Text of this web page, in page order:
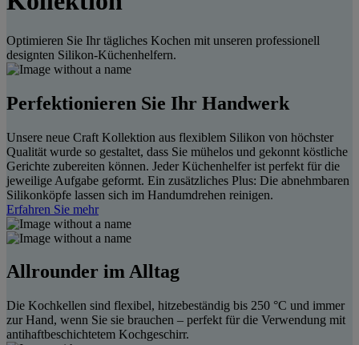
Optimieren Sie Ihr tägliches Kochen mit unseren professionell
designten Silikon-Küchenhelfern.
Perfektionieren Sie Ihr Handwerk
Unsere neue Craft Kollektion aus flexiblem Silikon von höchster
Qualität wurde so gestaltet, dass Sie mühelos und gekonnt köstliche
Gerichte zubereiten können. Jeder Küchenhelfer ist perfekt für die
jeweilige Aufgabe geformt. Ein zusätzliches Plus: Die abnehmbaren
Silikonköpfe lassen sich im Handumdrehen reinigen.
Erfahren Sie mehr
Allrounder im Alltag
Die Kochkellen sind flexibel, hitzebeständig bis 250 °C und immer
zur Hand, wenn Sie sie brauchen – perfekt für die Verwendung mit
antihaftbeschichtetem Kochgeschirr.